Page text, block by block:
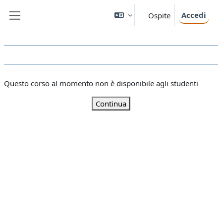
Ospite Accedi
Questo corso al momento non è disponibile agli studenti
Continua